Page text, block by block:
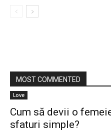
MOST COMMENTED
Love
Cum să devii o
sfaturi simple?